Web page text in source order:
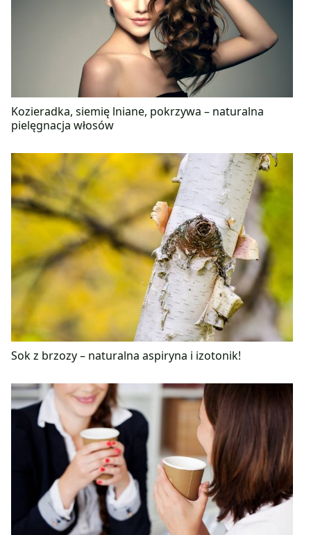
Kozieradka, siemię lniane, pokrzywa – naturalna
pielęgnacja włosów
Sok z brzozy – naturalna aspiryna i izotonik!